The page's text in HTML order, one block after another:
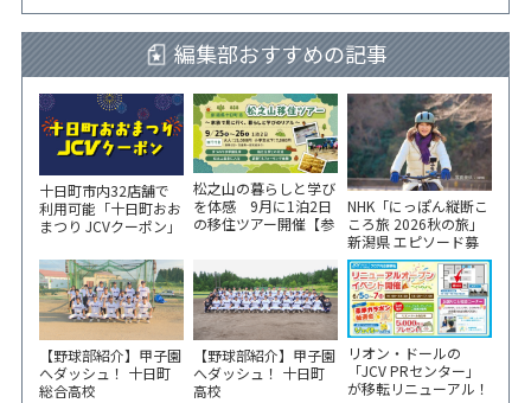
編集部おすすめの記事
十日町市内32店舗で
利用可能「十日町おお
まつり JCVクーポン」
い！
松之山の暮らしと学び
を体感 9月に1泊2日
の移住ツアー開催【参
NHK「にっぽん縦断こ
ころ旅 2026秋の旅」
新潟県 エピソード募
集中！
【野球部紹介】甲子園
へダッシュ！ 十日町
総合高校
【野球部紹介】甲子園
へダッシュ！ 十日町
高校
リオン・ドールの
「JCV PRセンター」
が移転リニューアル！